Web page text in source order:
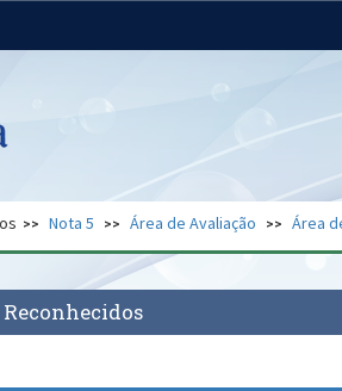
Ministério do
Regional
Gabinete de Segurança Advocacia-
Nota 5 Área de Avaliação Área